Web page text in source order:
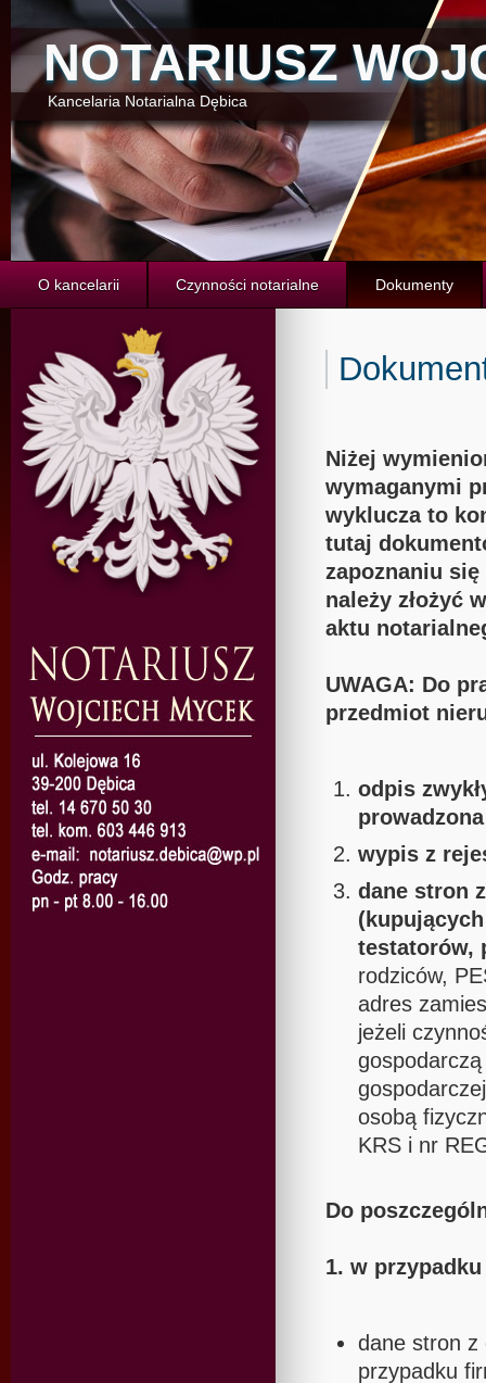
NOTARIUSZ
Kancelaria Notarialna Dębica
O kancelarii Czynności notarialne Dokumenty
Niżej
wymaganymi
wyklucza to
tutaj
zapoznaniu
należy złożyć
aktu
UWAGA: Do
przedmiot
odpis
wypis z
dane stron
testatorów,
rodziców,
adres
jeżeli
osobą
KRS i nr
Do
1. w przypadku
dane stron z
przypadku